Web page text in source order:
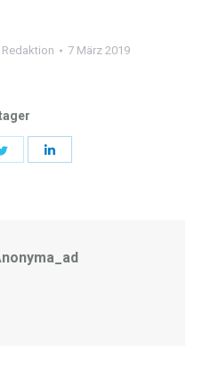
Redaktion 7 März 2019
Share